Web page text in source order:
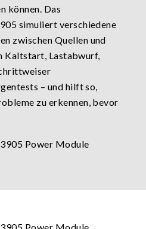
können. Das
simuliert verschiedene
zwischen Quellen und
Kaltstart, Lastabwurf,
– und hilft so,
zu erkennen, bevor